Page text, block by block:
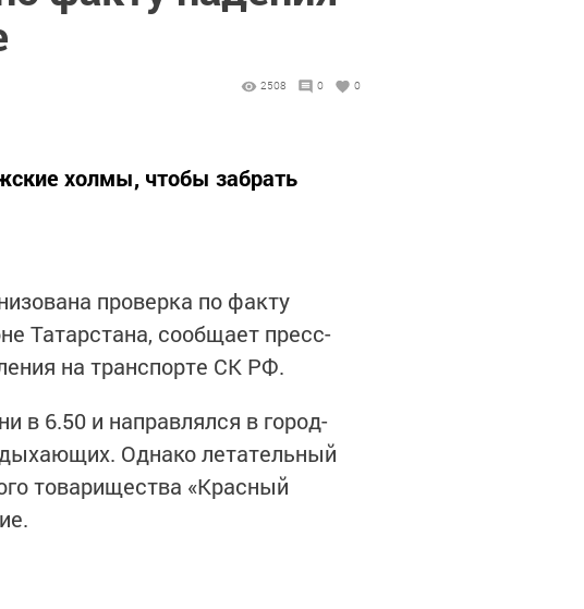
2508 0 0
холмы, чтобы забрать
проверка по факту
Татарстана, сообщает пресс-
на транспорте СК РФ.
в 6.50 и направлялся в город-
Однако летательный
товарищества «Красный